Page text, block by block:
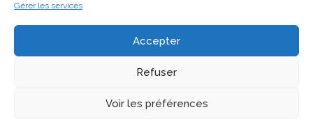
Gérer les services
Accepter
Refuser
Voir les préférences
pellentesque. Nunc sagittis, felis in feugiat mollis, libero
eros consectetur elit non cursus lacus nisl at dolor.
Lorem ipsum dolor sit amet, consectetur adipiscing elit.
Sed vitae diam metus. Donec cursus magna eget sem
tincidunt. Phasellus scelerisque nisl non ullamcorper
eros consectetur elit non cursus lacus nisl at dolor.
Lorem ipsum dolor sit amet, consectetur adipiscing elit.